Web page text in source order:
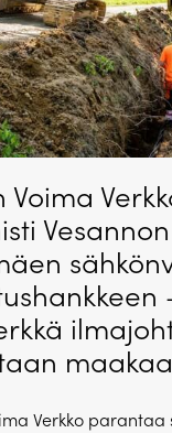
Voima
Vesannon
Verkko parantaa